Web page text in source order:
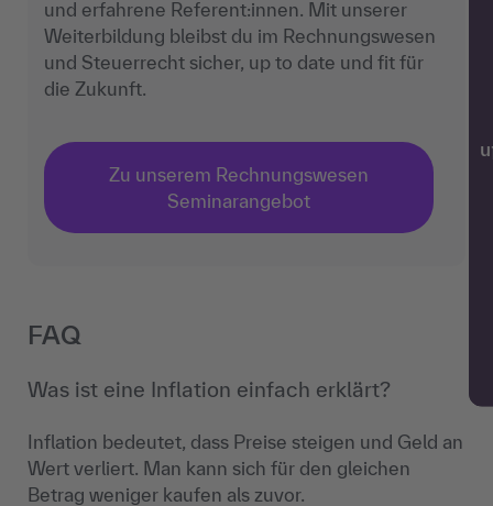
und erfahrene Referent:innen. Mit unserer
Weiterbildung bleibst du im Rechnungswesen
und Steuerrecht sicher, up to date und fit für
die Zukunft.
Zu unserem Rechnungswesen
Seminarangebot
FAQ
Was ist eine Inflation einfach erklärt?
Inflation bedeutet, dass Preise steigen und Geld an
Wert verliert. Man kann sich für den gleichen
Betrag weniger kaufen als zuvor.